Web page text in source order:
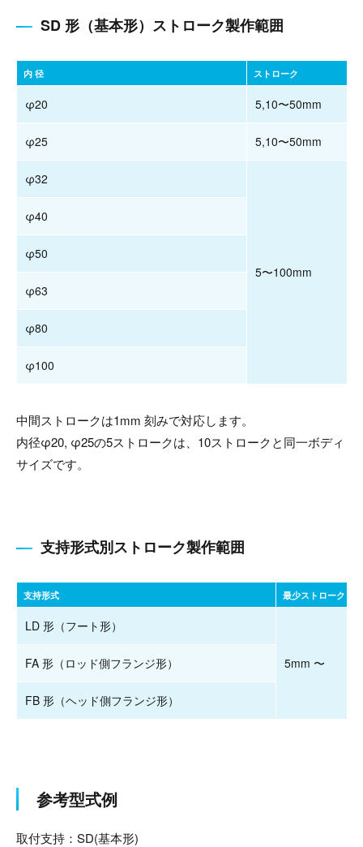
SD 形（基本形）ストローク製作範囲
内 径 ストローク
φ20 5,10〜50mm
φ25 5,10〜50mm
φ32
5〜100mm
φ40
φ50
φ63
φ80
φ100
中間ストロークは1mm 刻みで対応します。
内径φ20, φ25の5ストロークは、10ストロークと同一ボディ
サイズです。
支持形式別ストローク製作範囲
支持形式 最少ストローク
LD 形（フート形）
5mm 〜
FA 形（ロッド側フランジ形）
FB 形（ヘッド側フランジ形）
参考型式例
取付支持：SD(基本形)